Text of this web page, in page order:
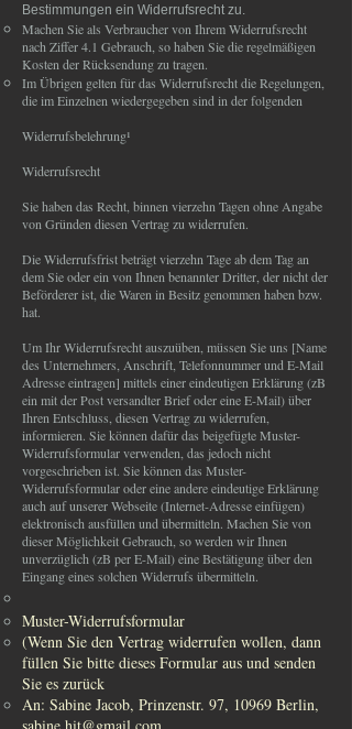
Bestimmungen ein Widerrufsrecht zu.
Machen Sie als Verbraucher von Ihrem Widerrufsrecht
nach Ziffer 4.1 Gebrauch, so haben Sie die regelmäßigen
Kosten der Rücksendung zu tragen.
Im Übrigen gelten für das Widerrufsrecht die Regelungen,
die im Einzelnen wiedergegeben sind in der folgenden
Widerrufsbelehrung¹
Widerrufsrecht
Sie haben das Recht, binnen vierzehn Tagen ohne Angabe
von Gründen diesen Vertrag zu widerrufen.
Die Widerrufsfrist beträgt vierzehn Tage ab dem Tag an
dem Sie oder ein von Ihnen benannter Dritter, der nicht der
Beförderer ist, die Waren in Besitz genommen haben bzw.
hat.
Um Ihr Widerrufsrecht auszuüben, müssen Sie uns [Name
des Unternehmers, Anschrift, Telefonnummer und E-Mail
Adresse eintragen] mittels einer eindeutigen Erklärung (zB
ein mit der Post versandter Brief oder eine E-Mail) über
Ihren Entschluss, diesen Vertrag zu widerrufen,
informieren. Sie können dafür das beigefügte Muster-
Widerrufsformular verwenden, das jedoch nicht
vorgeschrieben ist. Sie können das Muster-
Widerrufsformular oder eine andere eindeutige Erklärung
auch auf unserer Webseite (Internet-Adresse einfügen)
elektronisch ausfüllen und übermitteln. Machen Sie von
dieser Möglichkeit Gebrauch, so werden wir Ihnen
unverzüglich (zB per E-Mail) eine Bestätigung über den
Eingang eines solchen Widerrufs übermitteln.
Muster-Widerrufsformular
(Wenn Sie den Vertrag widerrufen wollen, dann
füllen Sie bitte dieses Formular aus und senden
Sie es zurück
An: Sabine Jacob, Prinzenstr. 97, 10969 Berlin,
sabine.hit@gmail.com